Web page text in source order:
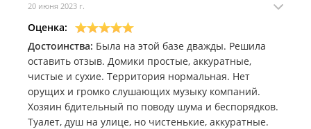
20 июня 2023 г.
Оценка:
Достоинства: Была на этой базе дважды. Решила
оставить отзыв. Домики простые, аккуратные,
чистые и сухие. Территория нормальная. Нет
орущих и громко слушающих музыку компаний.
Хозяин бдительный по поводу шума и беспорядков.
Туалет, душ на улице, но чистенькие, аккуратные.